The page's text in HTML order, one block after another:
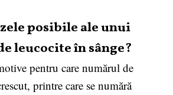
posibile ale unui
leucocite în sânge?
pentru care numărul de
printre care se numără